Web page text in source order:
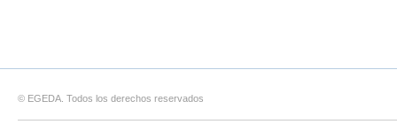
© EGEDA. Todos los derechos reservados